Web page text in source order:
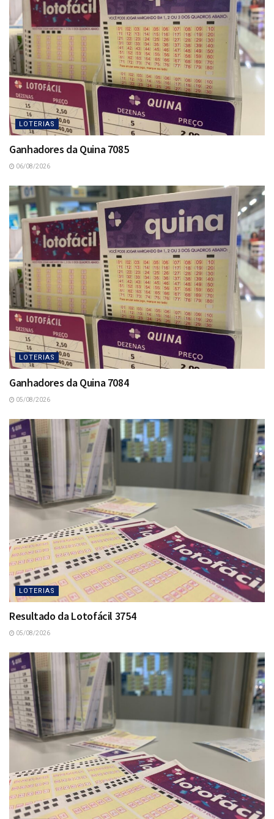
LOTERIAS
Ganhadores da Quina 7085
06/08/2026
LOTERIAS
Ganhadores da Quina 7084
05/08/2026
LOTERIAS
Resultado da Lotofácil 3754
05/08/2026